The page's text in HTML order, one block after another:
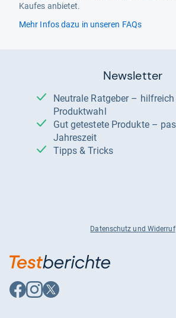
Kaufes anbietet.
Mehr Infos dazu in unseren FAQs
Newsletter
Neutrale Ratgeber – hilfreich für Ihre
Produktwahl
Gut getestete Produkte – passend zur
Jahreszeit
Tipps & Tricks
Datenschutz und Widerruf
Auf
Facebook
Auf
Instagram
Auf
X